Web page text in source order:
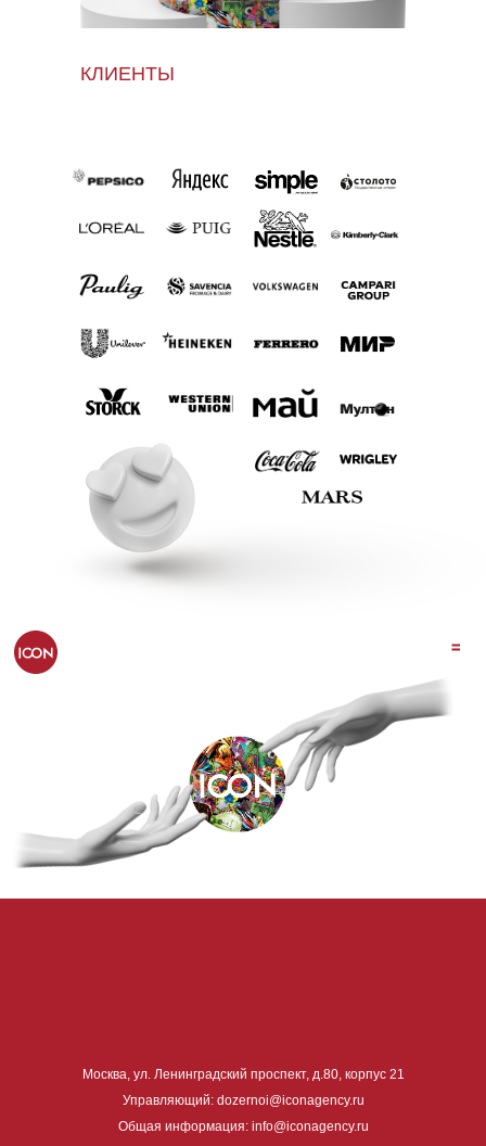
КЛИЕНТЫ
Москва, ул. Ленинградский проспект, д.80, корпус 21
Управляющий: dozernoi@iconagency.ru
Общая информация: info@iconagency.ru